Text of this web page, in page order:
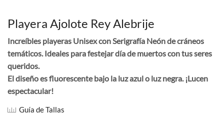
Playera Ajolote Rey Alebrije
Increíbles playeras Unisex con Serigrafía Neón de cráneos
temáticos. Ideales para festejar día de muertos con tus seres
queridos.
El diseño es fluorescente bajo la luz azul o luz negra. ¡Lucen
espectacular!
Guía de Tallas